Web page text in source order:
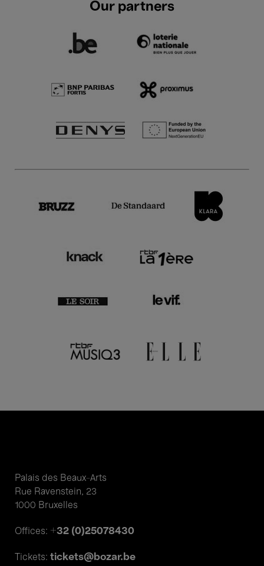
Our partners
Palais des Beaux-Arts
Rue Ravenstein, 23
1000 Bruxelles
Offices: +32 (0)25078430
Tickets: tickets@bozar.be